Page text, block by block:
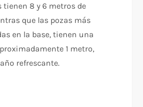
tienen 8 y 6 metros de
que las pozas más
en la base, tienen una
1 metro,
refrescante.